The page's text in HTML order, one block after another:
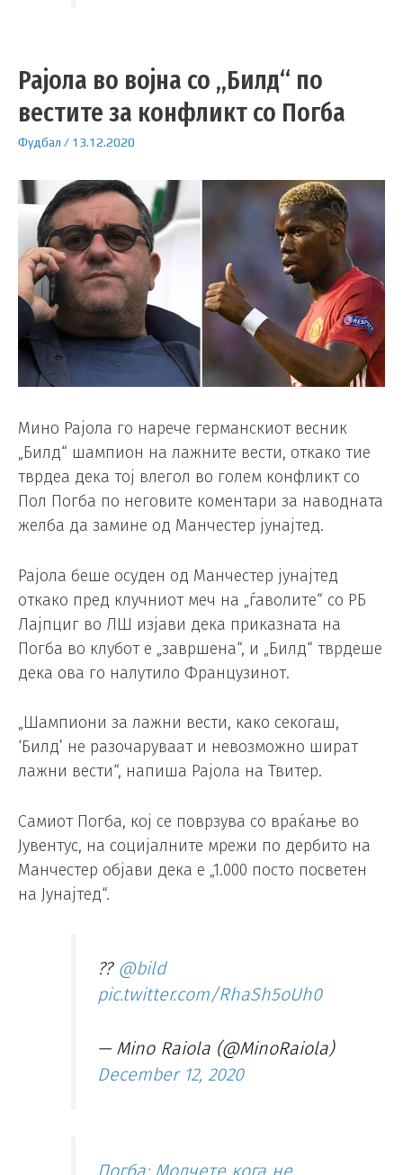
Рајола во војна со „Билд“ по
вестите за конфликт со Погба
Фудбал / 13.12.2020
Мино Рајола го нарече германскиот весник
„Билд“ шампион на лажните вести, откако тие
тврдеа дека тој влегол во голем конфликт со
Пол Погба по неговите коментари за наводната
желба да замине од Манчестер јунајтед.
Рајола беше осуден од Манчестер јунајтед
откако пред клучниот меч на „ѓаволите“ со РБ
Лајпциг во ЛШ изјави дека приказната на
Погба во клубот е „завршена“, и „Билд“ тврдеше
дека ова го налутило Французинот.
„Шампиони за лажни вести, како секогаш,
‘Билд’ не разочаруваат и невозможно шират
лажни вести“, напиша Рајола на Твитер.
Самиот Погба, кој се поврзува со враќање во
Јувентус, на социјалните мрежи по дербито на
Манчестер објави дека е „1.000 посто посветен
на Јунајтед“.
?? @bild
pic.twitter.com/RhaSh5oUh0
— Mino Raiola (@MinoRaiola)
December 12, 2020
Погба: Молчете кога не